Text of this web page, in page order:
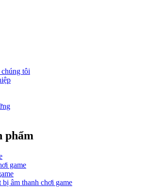
tôi
phẩm
game
bị âm thanh chơi game